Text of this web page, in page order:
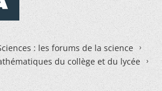
: les forums de la science
du collège et du lycée